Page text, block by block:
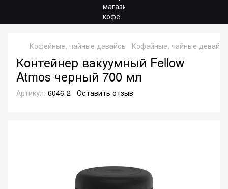
Кофейные, чайные девайсы Кофейные, чайные
Контейнер вакуумный Fellow
Atmos черный 700 мл
Артикул: 6046-2 Оставить отзыв